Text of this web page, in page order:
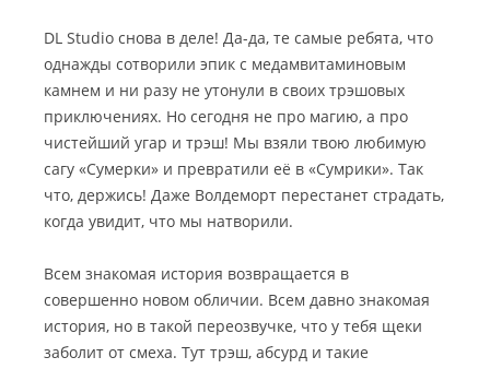
DL Studio снова в деле! Да-да, те самые ребята, что
однажды сотворили эпик с медамвитаминовым
камнем и ни разу не утонули в своих трэшовых
приключениях. Но сегодня не про магию, а про
чистейший угар и трэш! Мы взяли твою любимую
сагу «Сумерки» и превратили её в «Сумрики». Так
что, держись! Даже Волдеморт перестанет страдать,
когда увидит, что мы натворили.
Всем знакомая история возвращается в
совершенно новом обличии. Всем давно знакомая
история, но в такой переозвучке, что у тебя щеки
заболит от смеха. Тут трэш, абсурд и такие